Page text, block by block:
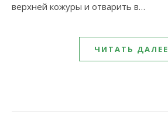
верхней кожуры и отварить в…
ЧИТАТЬ ДАЛЕЕ